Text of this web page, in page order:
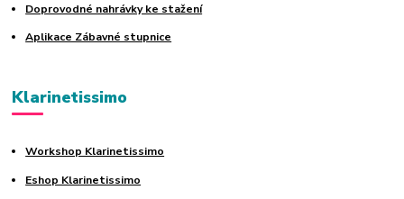
Doprovodné nahrávky ke stažení
Aplikace Zábavné stupnice
Klarinetissimo
Workshop Klarinetissimo
Eshop Klarinetissimo